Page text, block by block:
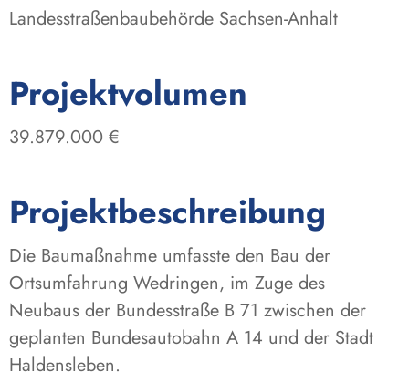
Landesstraßenbaubehörde Sachsen-Anhalt
Projektvolumen
39.879.000 €
Projektbeschreibung
Die Baumaßnahme umfasste den Bau der
Ortsumfahrung Wedringen, im Zuge des
Neubaus der Bundesstraße B 71 zwischen der
geplanten Bundesautobahn A 14 und der Stadt
Haldensleben.